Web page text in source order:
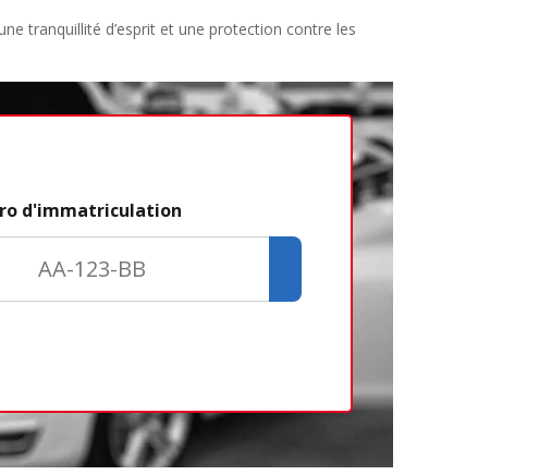
tranquillité d’esprit et une protection contre les
d'immatriculation